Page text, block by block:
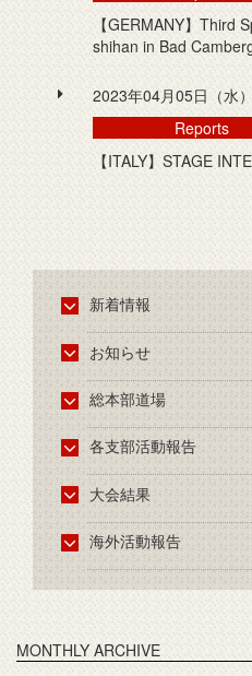
【GERMANY】Third
shihan in Bad
2023年04月05日（水）
Reports
【ITALY】STAGE
新着情報
お知らせ
総本部道場
各支部活動報告
大会結果
海外活動報告
MONTHLY ARCHIVE